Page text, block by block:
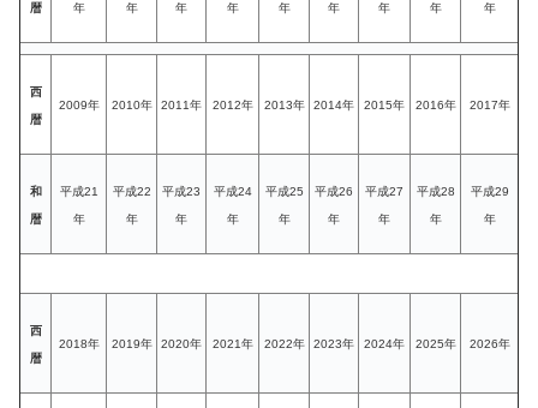
暦 年 年 年 年 年 年 年 年 年
西
暦
2009年 2010年 2011年 2012年 2013年 2014年 2015年 2016年 2017年
和
暦
平成21
年
平成22
年
平成23
年
平成24
年
平成25
年
平成26
年
平成27
年
平成28
年
平成29
年
西
暦
2018年 2019年 2020年 2021年 2022年 2023年 2024年 2025年 2026年